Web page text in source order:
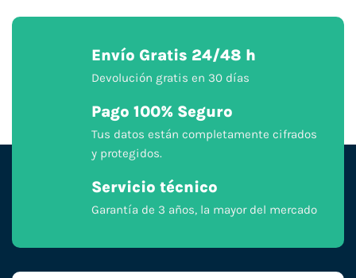
Envío Gratis 24/48 h
Devolución gratis en 30 días
Pago 100% Seguro
Tus datos están completamente cifrados
y protegidos.
Servicio técnico
Garantía de 3 años, la mayor del mercado